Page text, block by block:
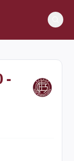
Equidad
-